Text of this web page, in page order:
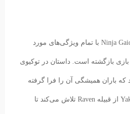
پس از یک دهه غیبت، Ninja Gaiden 4 با تمام ویژگی‌های مورد
بازی بازگشته است. داستان در توکیوی
که باران همیشگی آن را فرا گرفته
است. شخصیت جدید Yakumo از قبیله Raven تلاش می‌کند تا